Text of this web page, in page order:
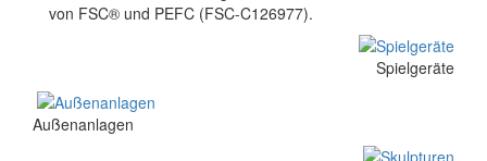
von FSC® und PEFC (FSC-C126977).
Spielgeräte
Außenanlagen